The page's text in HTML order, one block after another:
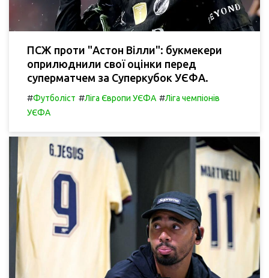
ПСЖ проти "Астон Вілли": букмекери
оприлюднили свої оцінки перед
суперматчем за Суперкубок УЄФА.
#Футболіст #Ліга Європи УЄФА #Ліга чемпіонів
УЄФА